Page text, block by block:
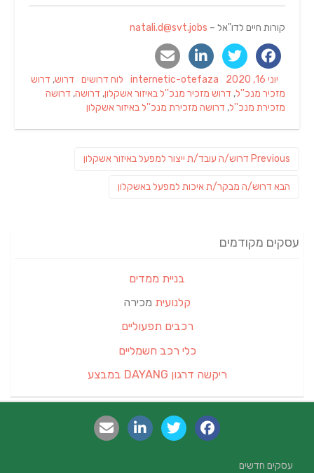
קורות חיים לדו"אל – natali.d@svt.jobs
Posted
on
יוני 16, 2020 Author
internetic-otefaza
Categories
לוח דרושים Tags
דרוש, דרוש
מזכיר מנכ''ל, דרוש מזכיר מנכ''ל באיזור אשקלון, דרושה, דרושה
מזכירת מנכ''ל, דרושה מזכירת מנכ''ל באיזור אשקלון
Previous
Previous
דרוש/ה עובד/ת ייצור למפעל באיזור אשקלון
הבא פוסט
דרוש/ה מבקר/ת איכות למפעל באשקלון
עסקים מקודמים
בניית ממדים
קלנועית מכירה
רכבים תפעוליים
כלי רכב חשמליים
ריקשה דרגון DAYANG במבצע
עסקים חדשים